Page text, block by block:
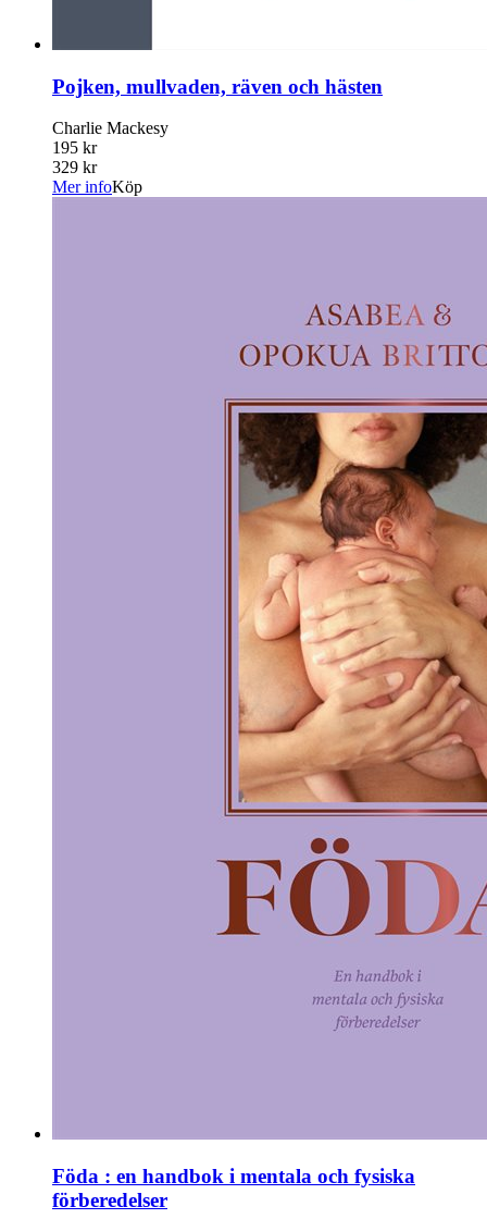
Pojken, mullvaden, räven och hästen
Charlie Mackesy
195 kr
329 kr
Mer infoKöp
Föda : en handbok i mentala och fysiska
förberedelser